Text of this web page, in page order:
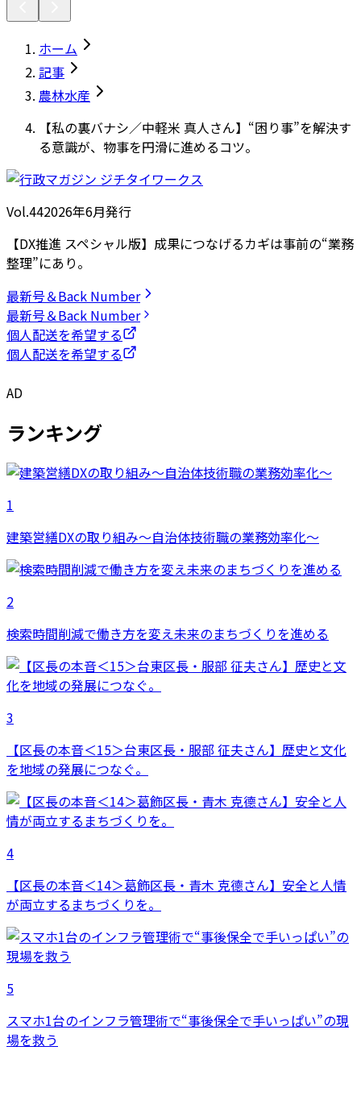
ホーム
記事
農林水産
【私の裏バナシ／中軽米 真人さん】“困り事”を解決す
る意識が、物事を円滑に進めるコツ。
Vol.442026年6月発行
【DX推進 スペシャル版】成果につなげるカギは事前の“業務
整理”にあり。
最新号＆Back Number
最新号＆Back Number
個人配送を希望する
個人配送を希望する
AD
ランキング
1
建築営繕DXの取り組み～自治体技術職の業務効率化～
2
検索時間削減で働き方を変え未来のまちづくりを進める
3
【区長の本音＜15＞台東区長・服部 征夫さん】歴史と文化
を地域の発展につなぐ。
4
【区長の本音＜14＞葛飾区長・青木 克德さん】安全と人情
が両立するまちづくりを。
5
スマホ1台のインフラ管理術で“事後保全で手いっぱい”の現
場を救う